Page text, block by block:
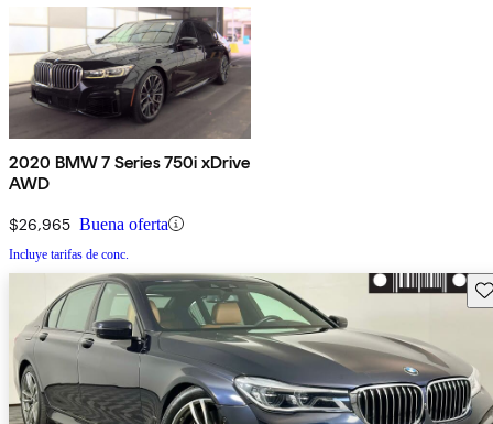
2020 BMW 7 Series 750i xDrive
AWD
$26,965 Buena oferta
Incluye tarifas de conc.